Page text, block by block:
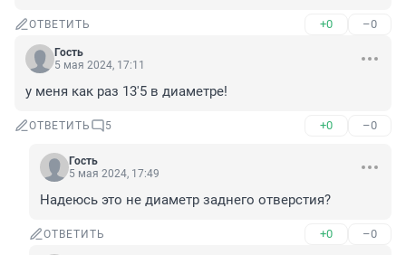
ОТВЕТИТЬ +0 –0
Гость
5 мая 2024, 17:11
у меня как раз 13'5 в диаметре!
ОТВЕТИТЬ 5 +0 –0
Гость
5 мая 2024, 17:49
Надеюсь это не диаметр заднего отверстия?
ОТВЕТИТЬ +0 –0